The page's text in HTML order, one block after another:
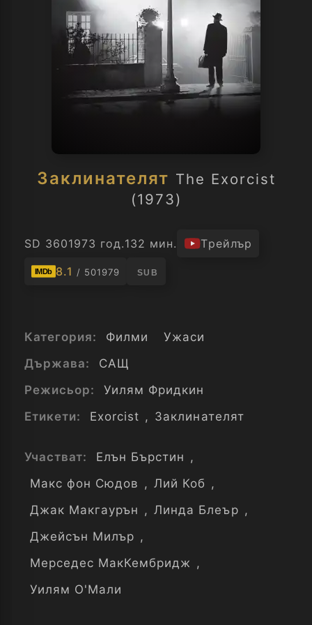
Заклинателят The Exorcist
(1973)
SD 3601973 год.132 мин. Трейлър
IMDb 8.1 / 501979 SUB
Категория: Филми
Ужаси
Държава:
САЩ
Режисьор:
Уилям Фридкин
Етикети:
Exorcist , Заклинателят
Участват: Елън Бърстин ,
Макс фон Сюдов , Лий Коб ,
Джак Макгаурън , Линда Блеър ,
Джейсън Милър ,
Мерседес МакКембридж ,
Уилям О'Мали